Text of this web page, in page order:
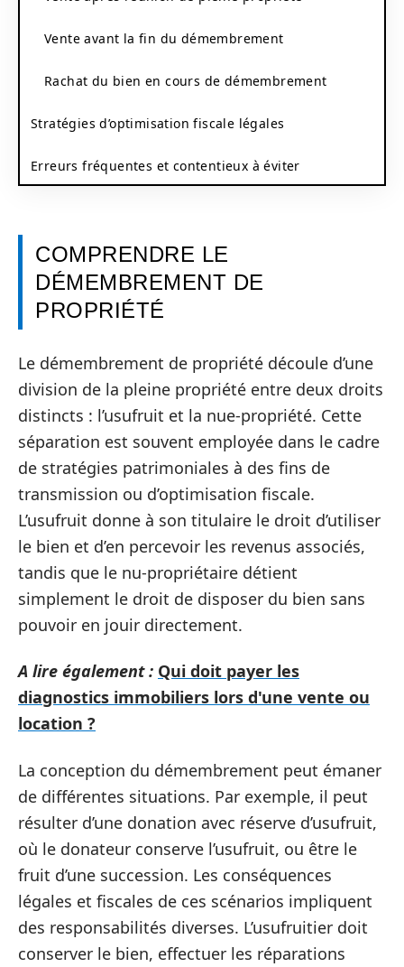
Vente avant la fin du démembrement
Rachat du bien en cours de démembrement
Stratégies d’optimisation fiscale légales
Erreurs fréquentes et contentieux à éviter
COMPRENDRE LE
DÉMEMBREMENT DE
PROPRIÉTÉ
Le démembrement de propriété découle d’une
division de la pleine propriété entre deux droits
distincts : l’usufruit et la nue-propriété. Cette
séparation est souvent employée dans le cadre
de stratégies patrimoniales à des fins de
transmission ou d’optimisation fiscale.
L’usufruit donne à son titulaire le droit d’utiliser
le bien et d’en percevoir les revenus associés,
tandis que le nu-propriétaire détient
simplement le droit de disposer du bien sans
pouvoir en jouir directement.
A lire également : Qui doit payer les
diagnostics immobiliers lors d'une vente ou
location ?
La conception du démembrement peut émaner
de différentes situations. Par exemple, il peut
résulter d’une donation avec réserve d’usufruit,
où le donateur conserve l’usufruit, ou être le
fruit d’une succession. Les conséquences
légales et fiscales de ces scénarios impliquent
des responsabilités diverses. L’usufruitier doit
conserver le bien, effectuer les réparations